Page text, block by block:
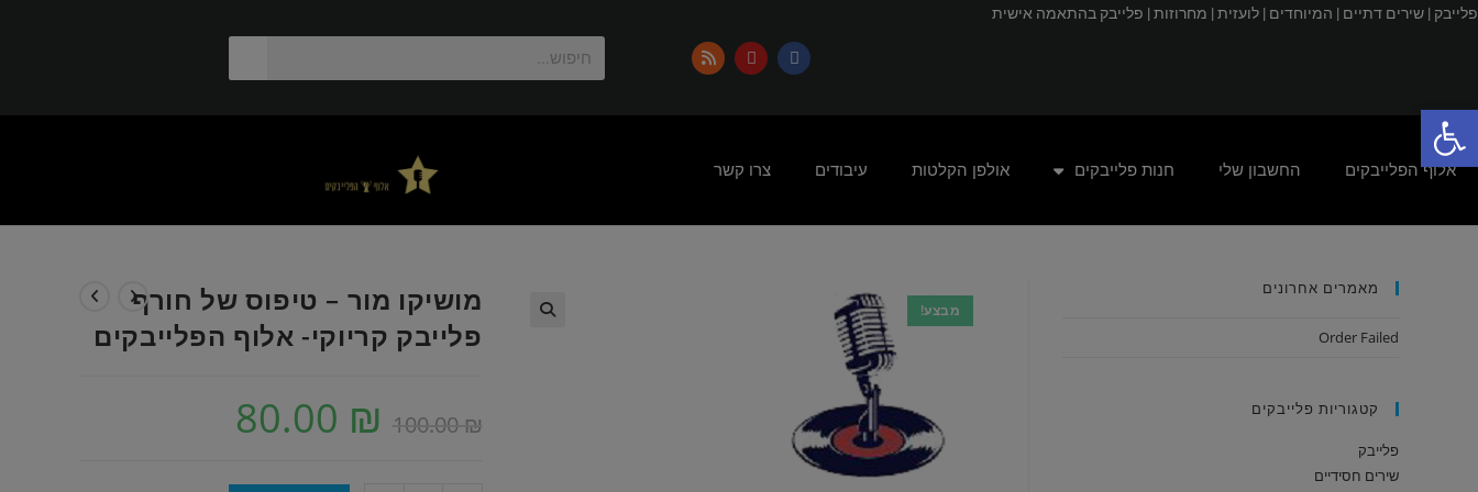
פתח סרגל נגישות
פלייבק | שירים דתיים | המיוחדים | לועזית | מחרוזות | פלייבק בהתאמה אישית
אלוף הפלייבקים החשבון שלי חנות פלייבקים אולפן הקלטות עיבודים צרו קשר
מבצע!
מושיקו מור – טיפוס של חורף
פלייבק קריוקי- אלוף הפלייבקים
100.00 ₪
80.00 ₪
מאמרים אחרונים
Order Failed
קטגוריות פלייבקים
פלייבק
שירים חסידיים